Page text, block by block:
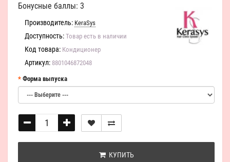
Бонусные баллы: 3
Производитель: KeraSys
Доступность: Товар есть в наличии
Код товара: Кондиционер
Артикул: 8801046872048
Форма выпуска
КУПИТЬ